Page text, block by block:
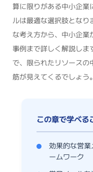
算に限りがある中小企業
ルは最適な選択肢とな
な考え方から、中小企業
事例まで詳しく解説しま
で、限られたリソースの
筋が見えてくるでしょう。
効果的な営
ームワーク